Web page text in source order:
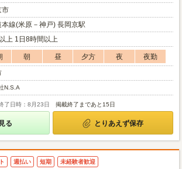
市
本線(米原－神戸) 長岡京駅
上 1日8時間以上
朝 昼 夕方 夜
夜勤
N.S.A
了日時：8月23日 掲載終了まであと15日
る とりあえず保存
週払い 短期 未経験者歓迎